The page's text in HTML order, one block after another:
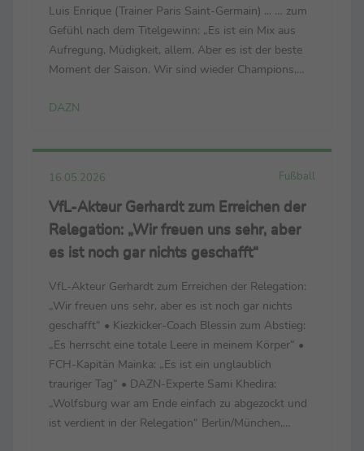
Luis Enrique (Trainer Paris Saint-Germain) ... … zum
Gefühl nach dem Titelgewinn: „Es ist ein Mix aus
Aufregung, Müdigkeit, allem. Aber es ist der beste
Moment der Saison. Wir sind wieder Champions,
haben es wegen unserer Fans verdient. Wir ...
DAZN
16.05.2026 Fußball
VfL-Akteur Gerhardt zum Erreichen der
Relegation: „Wir freuen uns sehr, aber
es ist noch gar nichts geschafft“
VfL-Akteur Gerhardt zum Erreichen der Relegation:
„Wir freuen uns sehr, aber es ist noch gar nichts
geschafft“ • Kiezkicker-Coach Blessin zum Abstieg:
„Es herrscht eine totale Leere in meinem Körper“ •
FCH-Kapitän Mainka: „Es ist ein unglaublich
trauriger Tag“ • DAZN-Experte Sami Khedira:
„Wolfsburg war am Ende einfach zu abgezockt und
ist verdient in der Relegation“ Berlin/München,